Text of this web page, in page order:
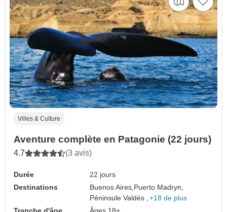
Villes & Culture
Aventure complète en Patagonie (22 jours)
4.7 (3 avis)
Durée
22 jours
Destinations
Buenos Aires,Puerto Madryn,
Péninsule Valdés , +18 de plus